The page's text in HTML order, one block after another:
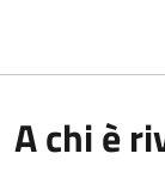
A chi è